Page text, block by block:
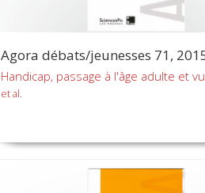
Agora débats/jeunesses 71,
Handicap, passage à l'âge adulte et
et al.